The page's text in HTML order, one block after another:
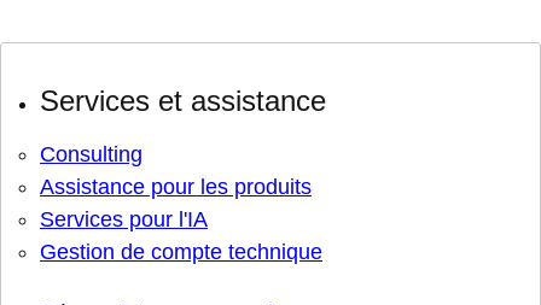
Services et assistance
Consulting
Assistance pour les produits
Services pour l'IA
Gestion de compte technique